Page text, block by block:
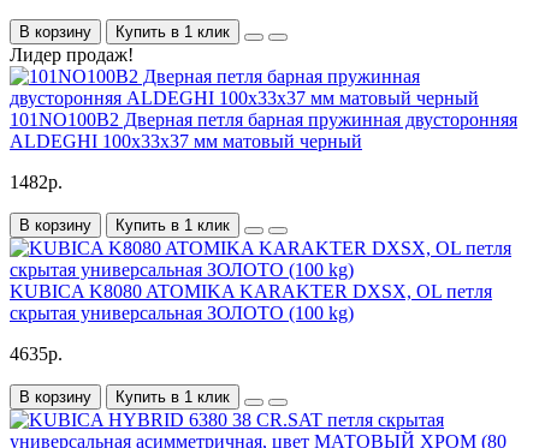
В корзину Купить в 1 клик
Лидер продаж!
101NO100B2 Дверная петля барная пружинная двусторонняя
ALDEGHI 100x33x37 мм матовый черный
1482р.
В корзину Купить в 1 клик
KUBICA K8080 ATOMIKA KARAKTER DXSX, OL петля
скрытая универсальная ЗОЛОТО (100 kg)
4635р.
В корзину Купить в 1 клик